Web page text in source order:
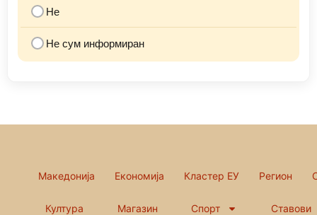
Не
Не сум информиран
Македонија Економија Кластер ЕУ Регион
Култура Магазин Спорт Ставови